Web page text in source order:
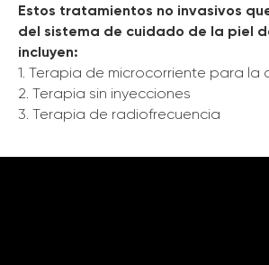
Estos tratamientos no invasivos
del sistema de cuidado de la piel
incluyen:
1. Terapia de microcorriente para la
2. Terapia sin inyecciones
3. Terapia de radiofrecuencia